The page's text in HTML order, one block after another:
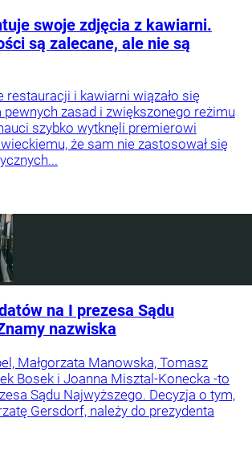
swoje zdjęcia z kawiarni.
są zalecane, ale nie są
restauracji i kawiarni wiązało się
zasad i zwiększonego reżimu
szybko wytknęli premierowi
że sam nie zastosował się
na I prezesa Sądu
nazwiska
Małgorzata Manowska, Tomasz
Bosek i Joanna Misztal-Konecka -to
Sądu Najwyższego. Decyzja o tym,
Gersdorf, należy do prezydenta